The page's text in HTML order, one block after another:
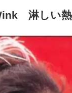
淋しい